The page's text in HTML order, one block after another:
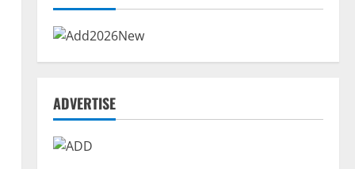
ADVERTISE